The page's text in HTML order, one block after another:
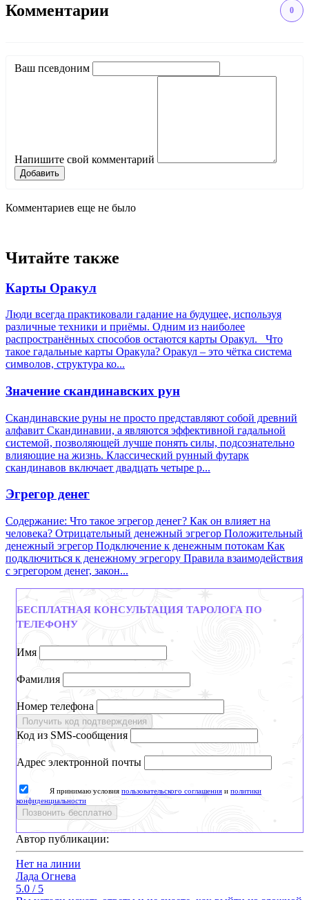
Комментарии 0
Ваш псевдоним
Напишите свой комментарий
Добавить
Комментариев еще не было
Читайте также
Карты Оракул
Люди всегда практиковали гадание на будущее, используя
различные техники и приёмы. Одним из наиболее
распространённых способов остаются карты Оракул. Что
такое гадальные карты Оракула? Оракул – это чётка система
символов, структура ко...
Значение скандинавских рун
Скандинавские руны не просто представляют собой древний
алфавит Скандинавии, а являются эффективной гадальной
системой, позволяющей лучше понять силы, подсознательно
влияющие на жизнь. Классический рунный футарк
скандинавов включает двадцать четыре р...
Эгрегор денег
Содержание: Что такое эгрегор денег? Как он влияет на
человека? Отрицательный денежный эгрегор Положительный
денежный эгрегор Подключение к денежным потокам Как
подключиться к денежному эгрегору Правила взаимодействия
с эгрегором денег, закон...
БЕСПЛАТНАЯ КОНСУЛЬТАЦИЯ ТАРОЛОГА ПО
ТЕЛЕФОНУ
Имя
Фамилия
Номер телефона
Получить код подтверждения
Код из SMS-сообщения
Адрес электронной почты
Я принимаю условия пользовательского соглашения и политики
конфиденциальности
Позвонить бесплатно
Автор публикации:
Нет на линии
Лада Огнева
5.0 / 5